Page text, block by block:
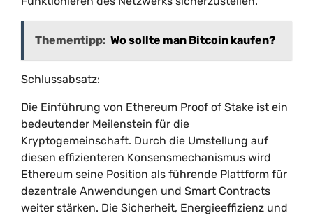
Thementipp: Wo sollte man Bitcoin kaufen?
Schlussabsatz:
Die Einführung von Ethereum Proof of Stake ist ein
bedeutender Meilenstein für die
Kryptogemeinschaft. Durch die Umstellung auf
diesen effizienteren Konsensmechanismus wird
Ethereum seine Position als führende Plattform für
dezentrale Anwendungen und Smart Contracts
weiter stärken. Die Sicherheit, Energieeffizienz und